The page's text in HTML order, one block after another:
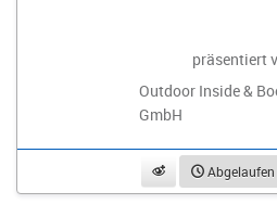
präsentiert
Outdoor Inside &
GmbH
beobachtenAbgelaufen